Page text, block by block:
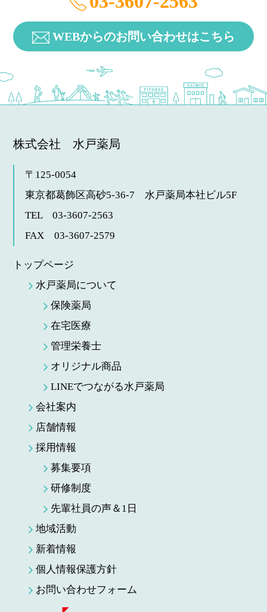
WEBからのお問い合わせはこちら
株式会社 水戸薬局
〒125-0054
東京都葛飾区高砂5-36-7水戸薬局本社ビル5F
TEL 03-3607-2563
FAX 03-3607-2579
トップページ
水戸薬局について
保険薬局
在宅医療
管理栄養士
オリジナル商品
LINEでつながる水戸薬局
会社案内
店舗情報
採用情報
募集要項
研修制度
先輩社員の声＆1日
地域活動
新着情報
個人情報保護方針
お問い合わせフォーム